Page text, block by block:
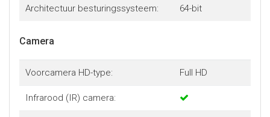
Architectuur besturingssysteem: 64-bit
Camera
Voorcamera HD-type: Full HD
Infrarood (IR) camera: